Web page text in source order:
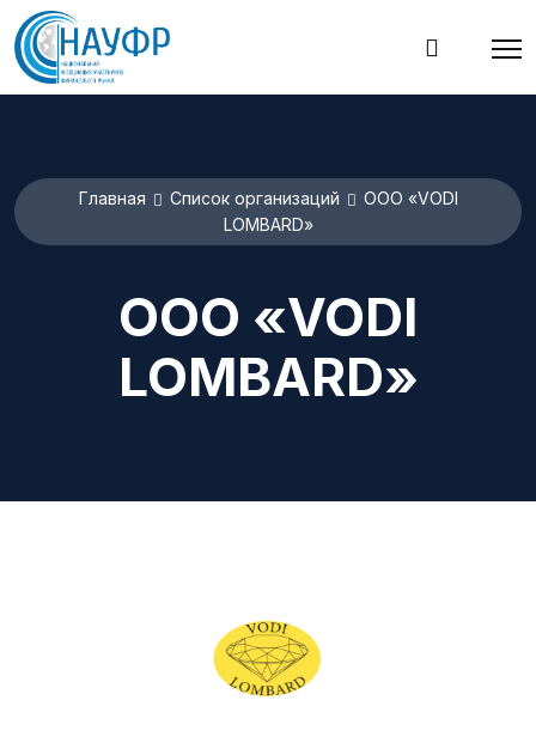
Главная Список организаций
OOO «VODI
LOMBARD»
OOO «VODI
LOMBARD»